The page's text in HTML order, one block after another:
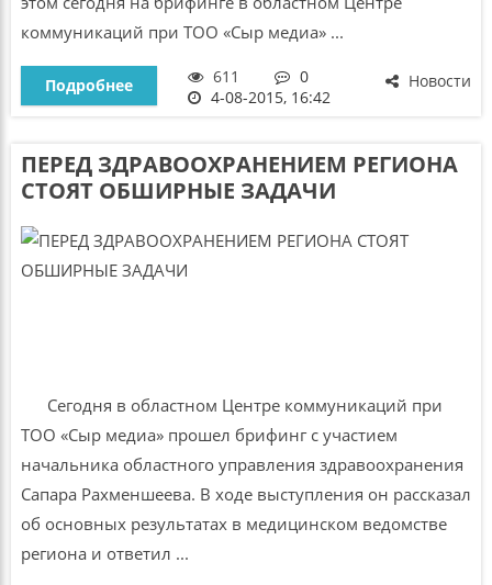
коммуникаций при ТОО «Сыр медиа» ...
Новости
Подробнее 611
0
4-08-2015, 16:42
ПЕРЕД ЗДРАВООХРАНЕНИЕМ РЕГИОНА
СТОЯТ ОБШИРНЫЕ ЗАДАЧИ
Сегодня в областном Центре коммуникаций при
ТОО «Сыр медиа» прошел брифинг с участием
начальника областного управления здравоохранения
Сапара Рахменшеева. В ходе выступления он рассказал
об основных результатах в медицинском ведомстве
региона и ответил ...